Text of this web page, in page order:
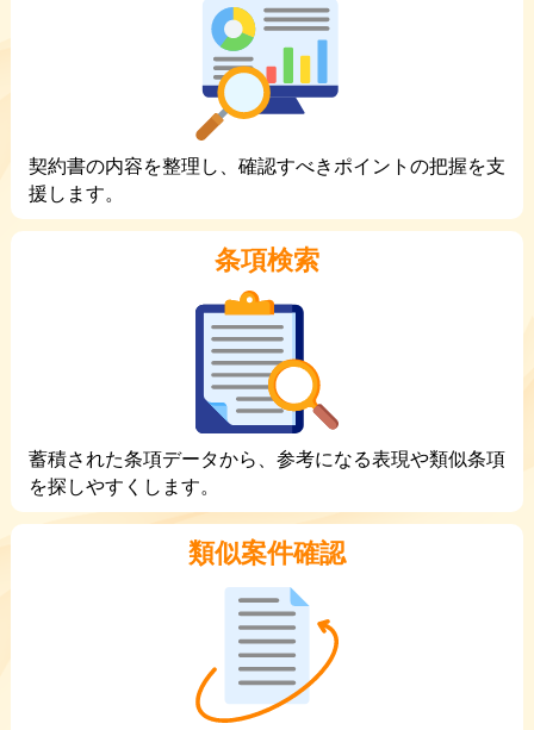
契約書の内容を整理し、確認すべきポイントの把握を支
援します。
条項検索
蓄積された条項データから、参考になる表現や類似条項
を探しやすくします。
類似案件確認